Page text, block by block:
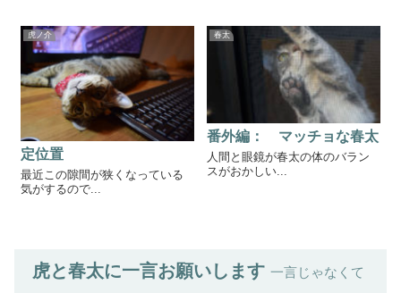
虎ノ介
定位置
最近この隙間が狭くなっている
気がするので...
春太
番外編： マッチョな春太
人間と眼鏡が春太の体のバラン
スがおかしい...
虎と春太に一言お願いします 一言じゃなくて